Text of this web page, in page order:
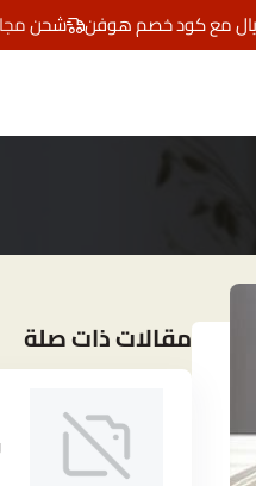
شحن مجاني للطلبات
مقالات ذات صلة